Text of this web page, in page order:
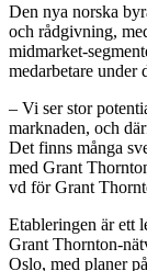
Den nya norska
och rådgivning,
midmarket-
medarbetare under
– Vi ser stor
marknaden, och
Det finns många
med Grant
vd för Grant
Etableringen är ett
Grant Thornton-
Oslo, med planer